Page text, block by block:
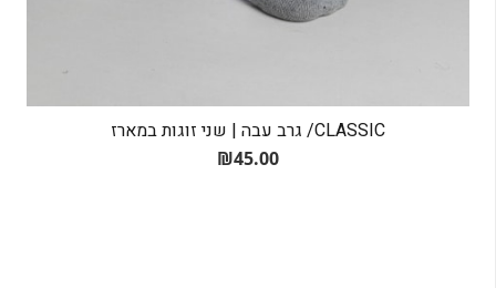
CLASSIC/ גרב עבה | שני זוגות במארז
₪45.00